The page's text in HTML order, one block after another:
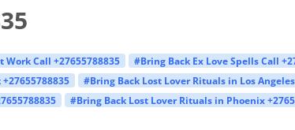
Work Call +27655788835
#Bring Back Ex Love Spells Call
#Bring Back Lost Lover Rituals in Los
#Bring Back Lost Lover Rituals in Phoenix